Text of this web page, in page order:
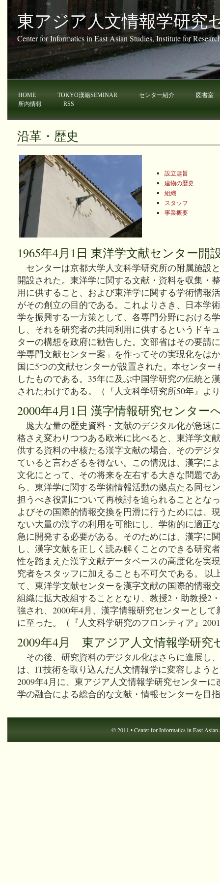
東アジア人文情報学研究
Center for Informatics in East Asian Studies, Institute for
HOME TOKYO漢籍SEMINAR センター紹介
図書室
所内情報
RSS
沿革・歴史
設立趣旨
建物の歴史
組織
スタッフ
事業概要
1965年4月1日 東洋学文献センター開
センターは京都大学人文科学研究所の附属施設
開設された。東洋学に関する文献・資料を収集・
用に供すること、および東洋学に関する学術情報
がその創立の目的である。これよりさき、日本学
学を振興する一方策として、各専門分野における
し、それを研究者の共同利用に供するというドキ
ターの構想を政府に勧告した。文部省はその要請
学専門文献センター案」を作ってその実現化をは
国に5つの文献センターが設置された。本センタ
したものである。35年に及ぶ中国学研究の伝統と
されたわけである。（『人文科学研究所50年』よ
2000年4月1日 漢字情報研究センター
厖大な量の歴史資料・文献のデジタル化が急速
格さえ変わりつつある欧米に比べると、東洋学文
供する資料の中核たる漢字文献の場合、そのデジ
ていると言わざるを得ない。この情況は、漢字に
文化にとって、その将来を左右する大きな問題で
ら、東洋学に関する学術情報活動の拠点たる同セ
担うべき役割について再検討を迫られることとな
よびその国際的情報交換を円滑に行うためには、
ない大量の漢字の利用を可能にし、学術的に適正
急に開発する必要がある。そのためには、漢字に
し、漢字文献を正しく読み解くことのできる研究
性を踏まえた漢字文献データベースの高度化を実
究者をスタッフに加えることも不可欠である。 以
て、東洋学文献センターを漢字文献の国際的情報
組織に拡大改組することとなり、教授2・助教授2
強され、2000年4月、漢字情報研究センターとし
に至った。（『人文科学研究のフロンティア』
2009年4月 東アジア人文情報学研究
その後、研究資料のデジタル化はさらに進展し
は、IT技術を取り込んだ人文情報学に変容しよう
2009年4月に、東アジア人文情報学研究センター
学の融合による総合的な文献・情報センターを目
© 2011 •Center for Informatics in East Asian